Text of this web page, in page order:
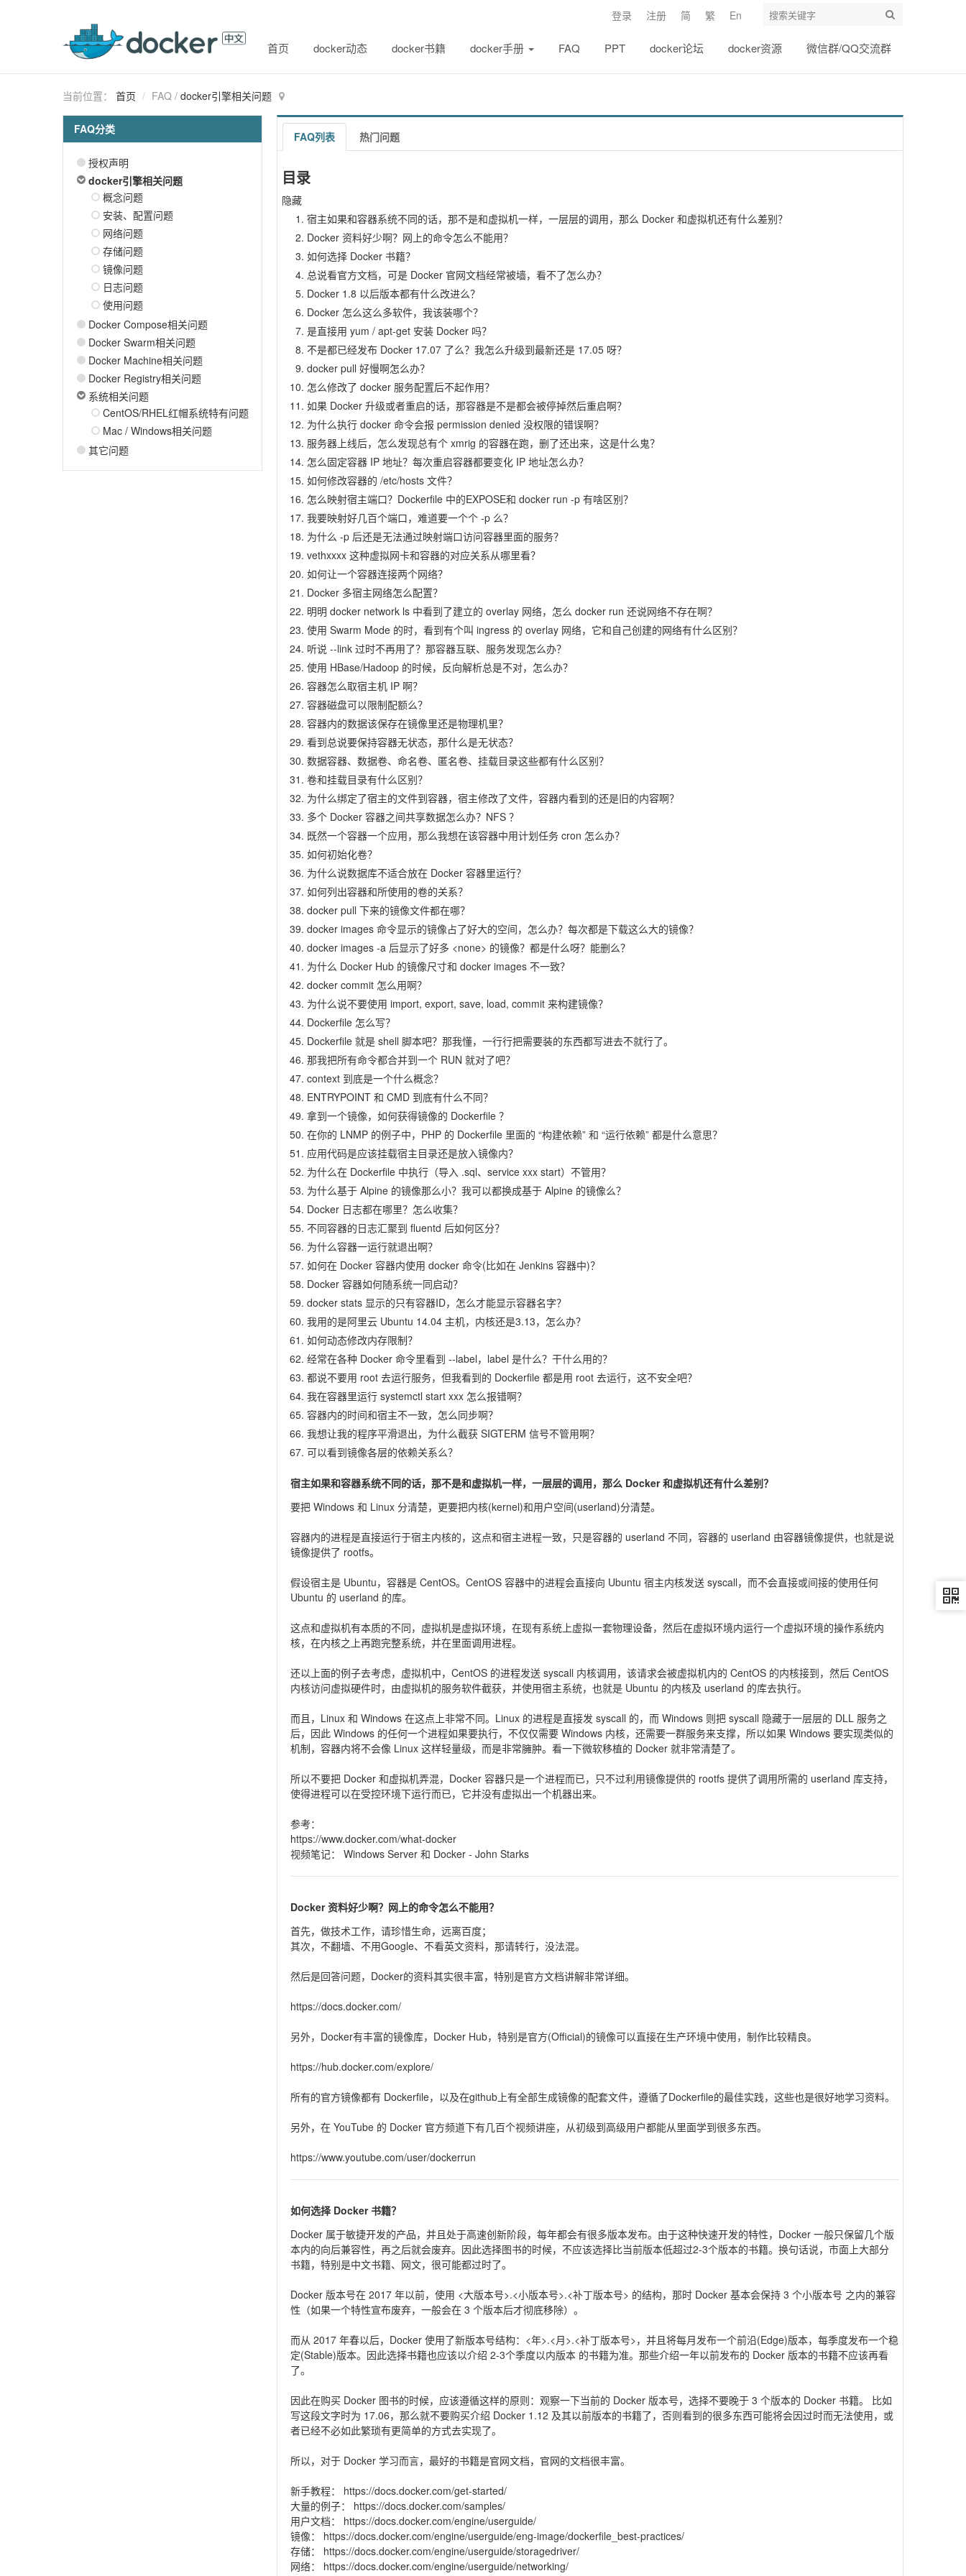
登录 注册 简 繁 En
首页 docker动态 docker书籍 docker手册 FAQ PPT docker论坛 docker资源 微信群/QQ交流群
当前位置： 首页 FAQ / docker引擎相关问题
FAQ分类
授权声明
docker引擎相关问题
概念问题
安装、配置问题
网络问题
存储问题
镜像问题
日志问题
使用问题
Docker Compose相关问题
Docker Swarm相关问题
Docker Machine相关问题
Docker Registry相关问题
系统相关问题
CentOS/RHEL红帽系统特有问题
Mac / Windows相关问题
其它问题
FAQ列表 热门问题
目录
隐藏
宿主如果和容器系统不同的话，那不是和虚拟机一样，一层层的调用，那么 Docker 和虚拟机还有什么差别？
Docker 资料好少啊？网上的命令怎么不能用？
如何选择 Docker 书籍？
总说看官方文档，可是 Docker 官网文档经常被墙，看不了怎么办？
Docker 1.8 以后版本都有什么改进么？
Docker 怎么这么多软件，我该装哪个？
是直接用 yum / apt-get 安装 Docker 吗？
不是都已经发布 Docker 17.07 了么？我怎么升级到最新还是 17.05 呀？
docker pull 好慢啊怎么办？
怎么修改了 docker 服务配置后不起作用？
如果 Docker 升级或者重启的话，那容器是不是都会被停掉然后重启啊？
为什么执行 docker 命令会报 permission denied 没权限的错误啊？
服务器上线后，怎么发现总有个 xmrig 的容器在跑，删了还出来，这是什么鬼？
怎么固定容器 IP 地址？每次重启容器都要变化 IP 地址怎么办？
如何修改容器的 /etc/hosts 文件？
怎么映射宿主端口？Dockerfile 中的EXPOSE和 docker run -p 有啥区别？
我要映射好几百个端口，难道要一个个 -p 么？
为什么 -p 后还是无法通过映射端口访问容器里面的服务？
vethxxxx 这种虚拟网卡和容器的对应关系从哪里看？
如何让一个容器连接两个网络？
Docker 多宿主网络怎么配置？
明明 docker network ls 中看到了建立的 overlay 网络，怎么 docker run 还说网络不存在啊？
使用 Swarm Mode 的时，看到有个叫 ingress 的 overlay 网络，它和自己创建的网络有什么区别？
听说 --link 过时不再用了？那容器互联、服务发现怎么办？
使用 HBase/Hadoop 的时候，反向解析总是不对，怎么办？
容器怎么取宿主机 IP 啊？
容器磁盘可以限制配额么？
容器内的数据该保存在镜像里还是物理机里？
看到总说要保持容器无状态，那什么是无状态？
数据容器、数据卷、命名卷、匿名卷、挂载目录这些都有什么区别？
卷和挂载目录有什么区别？
为什么绑定了宿主的文件到容器，宿主修改了文件，容器内看到的还是旧的内容啊？
多个 Docker 容器之间共享数据怎么办？NFS ？
既然一个容器一个应用，那么我想在该容器中用计划任务 cron 怎么办？
如何初始化卷？
为什么说数据库不适合放在 Docker 容器里运行？
如何列出容器和所使用的卷的关系？
docker pull 下来的镜像文件都在哪？
docker images 命令显示的镜像占了好大的空间，怎么办？每次都是下载这么大的镜像？
docker images -a 后显示了好多 <none> 的镜像？都是什么呀？能删么？
为什么 Docker Hub 的镜像尺寸和 docker images 不一致？
docker commit 怎么用啊？
为什么说不要使用 import, export, save, load, commit 来构建镜像？
Dockerfile 怎么写？
Dockerfile 就是 shell 脚本吧？那我懂，一行行把需要装的东西都写进去不就行了。
那我把所有命令都合并到一个 RUN 就对了吧？
context 到底是一个什么概念？
ENTRYPOINT 和 CMD 到底有什么不同？
拿到一个镜像，如何获得镜像的 Dockerfile ？
在你的 LNMP 的例子中，PHP 的 Dockerfile 里面的 “构建依赖” 和 “运行依赖” 都是什么意思？
应用代码是应该挂载宿主目录还是放入镜像内？
为什么在 Dockerfile 中执行（导入 .sql、service xxx start）不管用？
为什么基于 Alpine 的镜像那么小？我可以都换成基于 Alpine 的镜像么？
Docker 日志都在哪里？怎么收集？
不同容器的日志汇聚到 fluentd 后如何区分？
为什么容器一运行就退出啊？
如何在 Docker 容器内使用 docker 命令(比如在 Jenkins 容器中)？
Docker 容器如何随系统一同启动？
docker stats 显示的只有容器ID，怎么才能显示容器名字？
我用的是阿里云 Ubuntu 14.04 主机，内核还是3.13，怎么办？
如何动态修改内存限制？
经常在各种 Docker 命令里看到 --label，label 是什么？干什么用的？
都说不要用 root 去运行服务，但我看到的 Dockerfile 都是用 root 去运行，这不安全吧？
我在容器里运行 systemctl start xxx 怎么报错啊？
容器内的时间和宿主不一致，怎么同步啊？
我想让我的程序平滑退出，为什么截获 SIGTERM 信号不管用啊？
可以看到镜像各层的依赖关系么？
宿主如果和容器系统不同的话，那不是和虚拟机一样，一层层的调用，那么 Docker 和虚拟机还有什么差别？
要把 Windows 和 Linux 分清楚，更要把内核(kernel)和用户空间(userland)分清楚。
容器内的进程是直接运行于宿主内核的，这点和宿主进程一致，只是容器的 userland 不同，容器的 userland 由容器镜像提供，也就是说
镜像提供了 rootfs。
假设宿主是 Ubuntu，容器是 CentOS。CentOS 容器中的进程会直接向 Ubuntu 宿主内核发送 syscall，而不会直接或间接的使用任何
Ubuntu 的 userland 的库。
这点和虚拟机有本质的不同，虚拟机是虚拟环境，在现有系统上虚拟一套物理设备，然后在虚拟环境内运行一个虚拟环境的操作系统内
核，在内核之上再跑完整系统，并在里面调用进程。
还以上面的例子去考虑，虚拟机中，CentOS 的进程发送 syscall 内核调用，该请求会被虚拟机内的 CentOS 的内核接到，然后 CentOS
内核访问虚拟硬件时，由虚拟机的服务软件截获，并使用宿主系统，也就是 Ubuntu 的内核及 userland 的库去执行。
而且，Linux 和 Windows 在这点上非常不同。Linux 的进程是直接发 syscall 的，而 Windows 则把 syscall 隐藏于一层层的 DLL 服务之
后，因此 Windows 的任何一个进程如果要执行，不仅仅需要 Windows 内核，还需要一群服务来支撑，所以如果 Windows 要实现类似的
机制，容器内将不会像 Linux 这样轻量级，而是非常臃肿。看一下微软移植的 Docker 就非常清楚了。
所以不要把 Docker 和虚拟机弄混，Docker 容器只是一个进程而已，只不过利用镜像提供的 rootfs 提供了调用所需的 userland 库支持，
使得进程可以在受控环境下运行而已，它并没有虚拟出一个机器出来。
参考：
https://www.docker.com/what-docker
视频笔记： Windows Server 和 Docker - John Starks
Docker 资料好少啊？网上的命令怎么不能用？
首先，做技术工作，请珍惜生命，远离百度；
其次，不翻墙、不用Google、不看英文资料，那请转行，没法混。
然后是回答问题，Docker的资料其实很丰富，特别是官方文档讲解非常详细。
https://docs.docker.com/
另外，Docker有丰富的镜像库，Docker Hub，特别是官方(Official)的镜像可以直接在生产环境中使用，制作比较精良。
https://hub.docker.com/explore/
所有的官方镜像都有 Dockerfile，以及在github上有全部生成镜像的配套文件，遵循了Dockerfile的最佳实践，这些也是很好地学习资料。
另外，在 YouTube 的 Docker 官方频道下有几百个视频讲座，从初级到高级用户都能从里面学到很多东西。
https://www.youtube.com/user/dockerrun
如何选择 Docker 书籍？
Docker 属于敏捷开发的产品，并且处于高速创新阶段，每年都会有很多版本发布。由于这种快速开发的特性，Docker 一般只保留几个版
本内的向后兼容性，再之后就会废弃。因此选择图书的时候，不应该选择比当前版本低超过2-3个版本的书籍。换句话说，市面上大部分
书籍，特别是中文书籍、网文，很可能都过时了。
Docker 版本号在 2017 年以前，使用 <大版本号>.<小版本号>.<补丁版本号> 的结构，那时 Docker 基本会保持 3 个小版本号 之内的兼容
性（如果一个特性宣布废弃，一般会在 3 个版本后才彻底移除）。
而从 2017 年春以后，Docker 使用了新版本号结构：<年>.<月>.<补丁版本号>，并且将每月发布一个前沿(Edge)版本，每季度发布一个稳
定(Stable)版本。因此选择书籍也应该以介绍 2-3个季度以内版本 的书籍为准。那些介绍一年以前发布的 Docker 版本的书籍不应该再看
了。
因此在购买 Docker 图书的时候，应该遵循这样的原则：观察一下当前的 Docker 版本号，选择不要晚于 3 个版本的 Docker 书籍。 比如
写这段文字时为 17.06，那么就不要购买介绍 Docker 1.12 及其以前版本的书籍了，否则看到的很多东西可能将会因过时而无法使用，或
者已经不必如此繁琐有更简单的方式去实现了。
所以，对于 Docker 学习而言，最好的书籍是官网文档，官网的文档很丰富。
新手教程： https://docs.docker.com/get-started/
大量的例子： https://docs.docker.com/samples/
用户文档： https://docs.docker.com/engine/userguide/
镜像： https://docs.docker.com/engine/userguide/eng-image/dockerfile_best-practices/
存储： https://docs.docker.com/engine/userguide/storagedriver/
网络： https://docs.docker.com/engine/userguide/networking/